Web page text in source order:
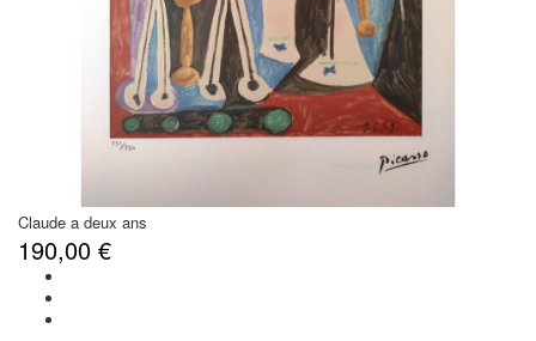
Claude a deux ans
190,00 €